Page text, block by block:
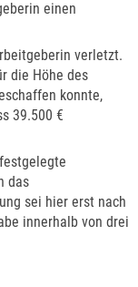
einen
verletzt.
die Höhe des
konnte,
39.500 €
das
sei hier erst nach
innerhalb von drei